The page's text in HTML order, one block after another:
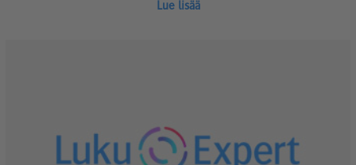
Lue lisää